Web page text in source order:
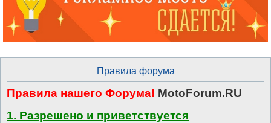
Правила форума
Правила нашего Форума! MotoForum.RU
1. Разрешено и приветствуется